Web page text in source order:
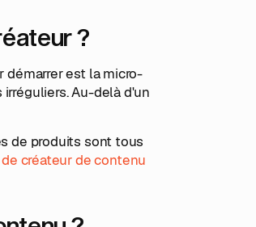
?
démarrer est la micro-
Au-delà d'un
de produits sont tous
créateur de contenu